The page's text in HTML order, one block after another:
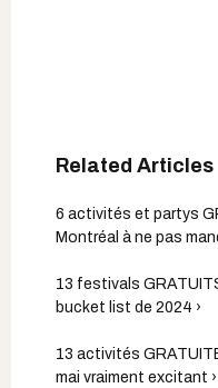
6 activités et partys
Montréal à ne pas
13 festivals
bucket list de 2024 ›
13 activités
mai vraiment excitant ›